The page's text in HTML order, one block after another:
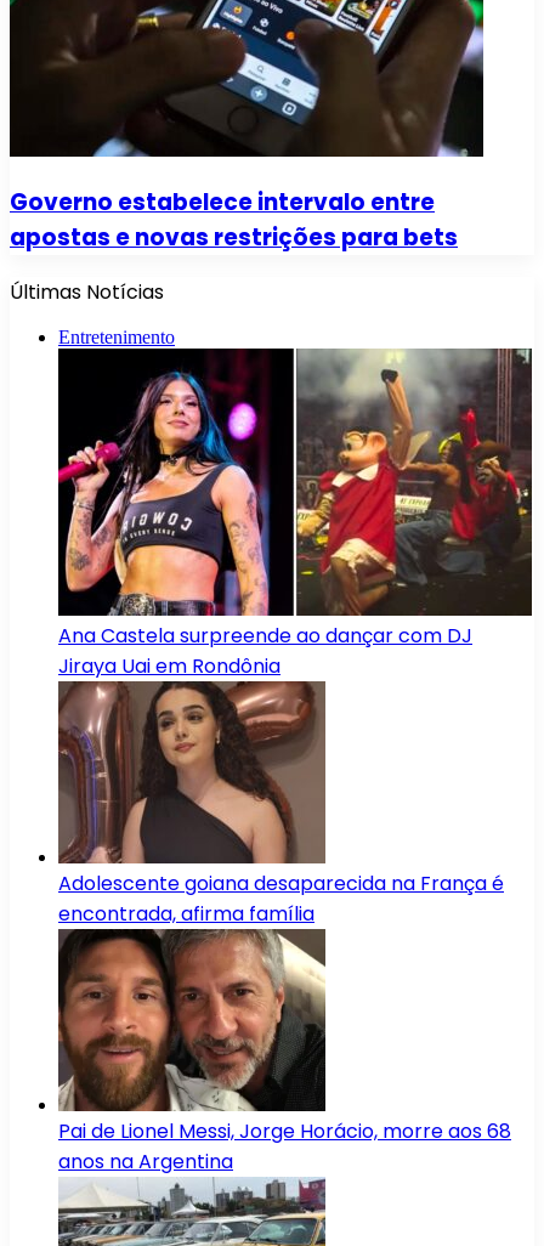
Governo estabelece intervalo entre
apostas e novas restrições para bets
Últimas Notícias
Entretenimento
Ana Castela surpreende ao dançar com DJ
Jiraya Uai em Rondônia
Adolescente goiana desaparecida na França é
encontrada, afirma família
Pai de Lionel Messi, Jorge Horácio, morre aos 68
anos na Argentina